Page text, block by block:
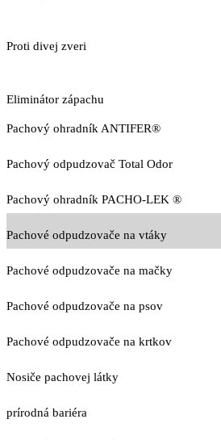
Proti divej zveri
Eliminátor zápachu
Pachový ohradník ANTIFER®
Pachový odpudzovač Total Odor
Pachový ohradník PACHO-LEK ®
Pachové odpudzovače na vtáky
Pachové odpudzovače na mačky
Pachové odpudzovače na psov
Pachové odpudzovače na krtkov
Nosiče pachovej látky
prírodná bariéra